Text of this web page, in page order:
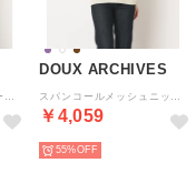
DOUX ARCHIVES
￥4,059
55%